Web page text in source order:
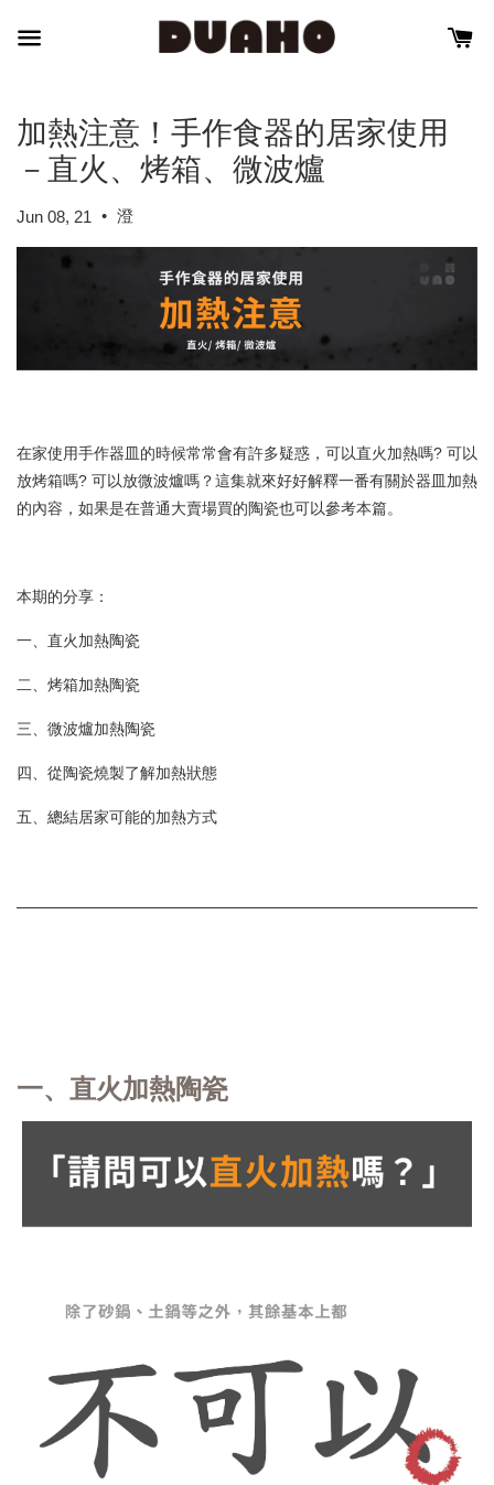
加熱注意！手作食器的居家使用
－直火、烤箱、微波爐
Jun 08, 21 • 澄
在家使用手作器皿的時候常常會有許多疑惑，可以直火加熱嗎? 可以
放烤箱嗎? 可以放微波爐嗎？這集就來好好解釋一番有關於器皿加熱
的內容，如果是在普通大賣場買的陶瓷也可以參考本篇。
本期的分享：
一、直火加熱陶瓷
二、烤箱加熱陶瓷
三、微波爐加熱陶瓷
四、從陶瓷燒製了解加熱狀態
五、總結居家可能的加熱方式
一、直火加熱陶瓷